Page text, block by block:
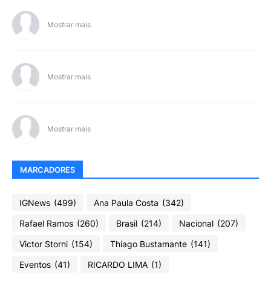
Mostrar mais
Mostrar mais
Mostrar mais
MARCADORES
IGNews (499) Ana Paula Costa (342)
Rafael Ramos (260) Brasil (214) Nacional (207)
Victor Storni (154) Thiago Bustamante (141)
Eventos (41) RICARDO LIMA (1)